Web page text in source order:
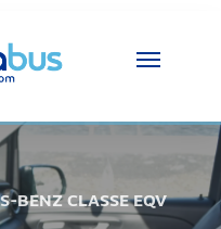
BENZ CLASSE EQV
Come